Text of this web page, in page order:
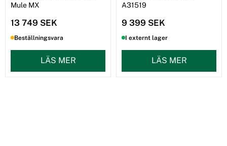
Mule MX
13 749 SEK
Beställningsvara
LÄS MER
A31519
9 399 SEK
I externt lager
LÄS MER